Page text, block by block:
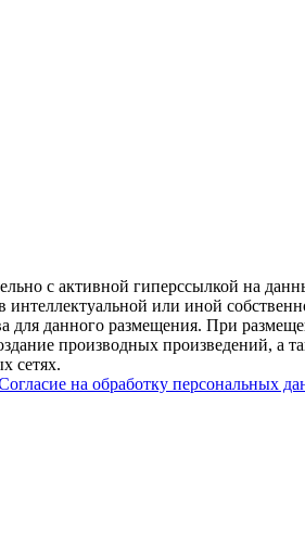
с активной гиперссылкой на
или иной
данного размещения. При
производных произведений, а
сетях.
на обработку персональных